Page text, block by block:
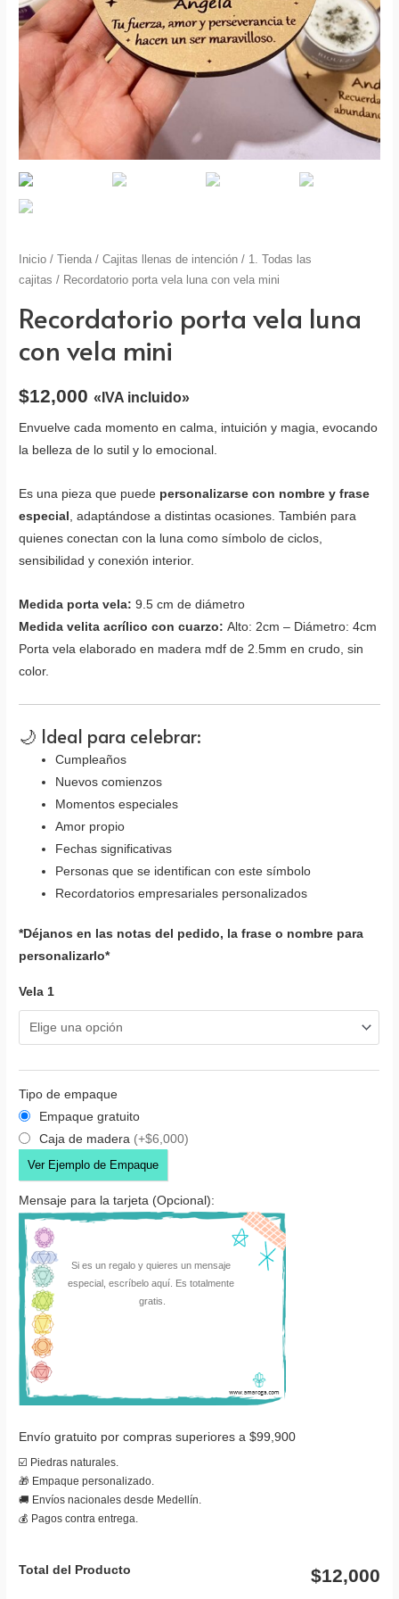
Inicio /Tienda /Cajitas llenas de intención / 1. Todas las
cajitas / Recordatorio porta vela luna con vela mini
Recordatorio porta vela luna
con vela mini
$12,000 «IVA incluido»
Envuelve cada momento en calma, intuición y magia, evocando
la belleza de lo sutil y lo emocional.
Es una pieza que puede personalizarse con nombre y frase
especial , adaptándose a distintas ocasiones. También para
quienes conectan con la luna como símbolo de ciclos,
sensibilidad y conexión interior.
Medida porta vela:9.5 cm de diámetro
Medida velita acrílico con cuarzo:Alto: 2cm – Diámetro: 4cm
Porta vela elaborado en madera mdf de 2.5mm en crudo, sin
color.
🌙 Ideal para celebrar:
Cumpleaños
Nuevos comienzos
Momentos especiales
Amor propio
Fechas significativas
Personas que se identifican con este símbolo
Recordatorios empresariales personalizados
*Déjanos en las notas del pedido, la frase o nombre para
personalizarlo*
Vela 1
Tipo de empaque
Empaque gratuito
Caja de madera (+$6,000)
Ver Ejemplo de Empaque
Mensaje para la tarjeta (Opcional):
Envío gratuito por compras superiores a $99,900
☑️ Piedras naturales.
🎁 Empaque personalizado.
🚚 Envíos nacionales desde Medellín.
💰 Pagos contra entrega.
Total del Producto $12,000